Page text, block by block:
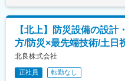
変更の範囲：会社の定め
ます。
【ポジションの魅力】
・長期間の研修を用意し
全く無い方でも立ち上り
・業界トップクラスの調
です。
【北上】防災設備の設
方/防災×最先端技術/土日
北良株式会社
正社員 転勤なし